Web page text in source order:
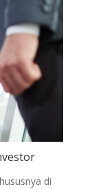
di